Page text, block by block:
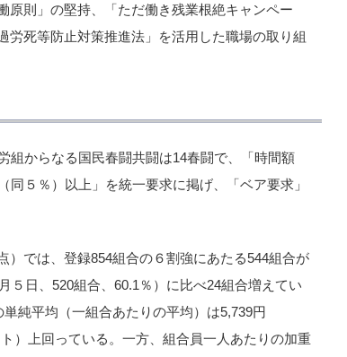
原則」の堅持、「ただ働き残業根絶キャンペー
労死等防止対策推進法」を活用した職場の取り組
組からなる国民春闘共闘は14春闘で、「時間額
５％）以上」を統一要求に掲げ、「ベア要求」
では、登録854組合の６割強にあたる544組合が
５日、520組合、60.1％）に比べ24組合増えてい
純平均（一組合あたりの平均）は5,739円
）上回っている。一方、組合員一人あたりの加重